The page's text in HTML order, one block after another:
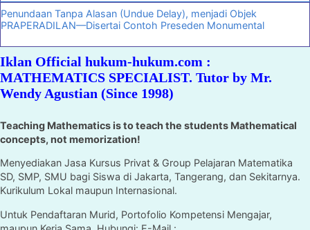
Penundaan Tanpa Alasan (Undue Delay), menjadi Objek
PRAPERADILAN—Disertai Contoh Preseden Monumental
Iklan Official hukum-hukum.com :
MATHEMATICS SPECIALIST. Tutor by Mr.
Wendy Agustian (Since 1998)
Teaching Mathematics is to teach the students Mathematical
concepts, not memorization!
Menyediakan Jasa Kursus Privat & Group Pelajaran Matematika
SD, SMP, SMU bagi Siswa di Jakarta, Tangerang, dan Sekitarnya.
Kurikulum Lokal maupun Internasional.
Untuk Pendaftaran Murid, Portofolio Kompetensi Mengajar,